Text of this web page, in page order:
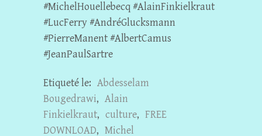
#MichelHouellebecq #AlainFinkielkraut
#LucFerry #AndréGlucksmann
#PierreManent #AlbertCamus
#JeanPaulSartre
Etiqueté le: Abdesselam
Bougedrawi, Alain
Finkielkraut, culture, FREE
DOWNLOAD, Michel